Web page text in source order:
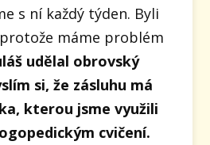
s ní každý týden. Byli
protože máme problém
udělal obrovský
si, že zásluhu má
kterou jsme využili
cvičení.